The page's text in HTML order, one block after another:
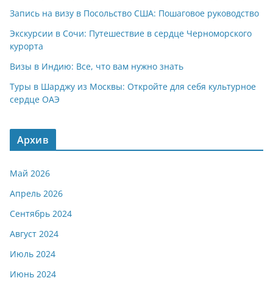
Запись на визу в Посольство США: Пошаговое руководство
Экскурсии в Сочи: Путешествие в сердце Черноморского
курорта
Визы в Индию: Все, что вам нужно знать
Туры в Шарджу из Москвы: Откройте для себя культурное
сердце ОАЭ
Архив
Май 2026
Апрель 2026
Сентябрь 2024
Август 2024
Июль 2024
Июнь 2024